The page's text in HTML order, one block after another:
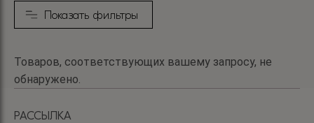
Показать фильтры
Товаров, соответствующих вашему запросу, не
обнаружено.
РАССЫЛКА